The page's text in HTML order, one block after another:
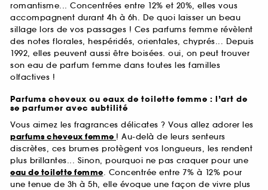
romantisme... Concentrées entre 12% et 20%, elles vous
accompagnent durant 4h à 6h. De quoi laisser un beau
sillage lors de vos passages ! Ces parfums femme révèlent
des notes florales, hespéridés, orientales, chyprés... Depuis
1992, elles peuvent aussi être boisées. oui, on peut trouver
son eau de parfum femme dans toutes les familles
olfactives !
Parfums cheveux ou eaux de toilette femme : l’art de
se parfumer avec subtilité
Vous aimez les fragrances délicates ? Vous allez adorer les
parfums cheveux femme ! Au-delà de leurs senteurs
discrètes, ces brumes protègent vos longueurs, les rendent
plus brillantes... Sinon, pourquoi ne pas craquer pour une
eau de toilette femme. Concentrée entre 7% à 12% pour
une tenue de 3h à 5h, elle évoque une façon de vivre plus